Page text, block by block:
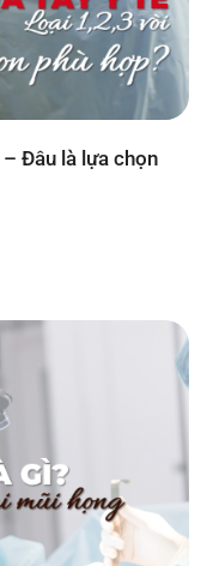
Đâu là lựa chọn